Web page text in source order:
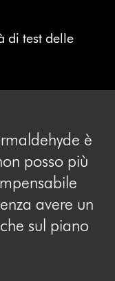
di test delle
è
posso più
avere un
sul piano